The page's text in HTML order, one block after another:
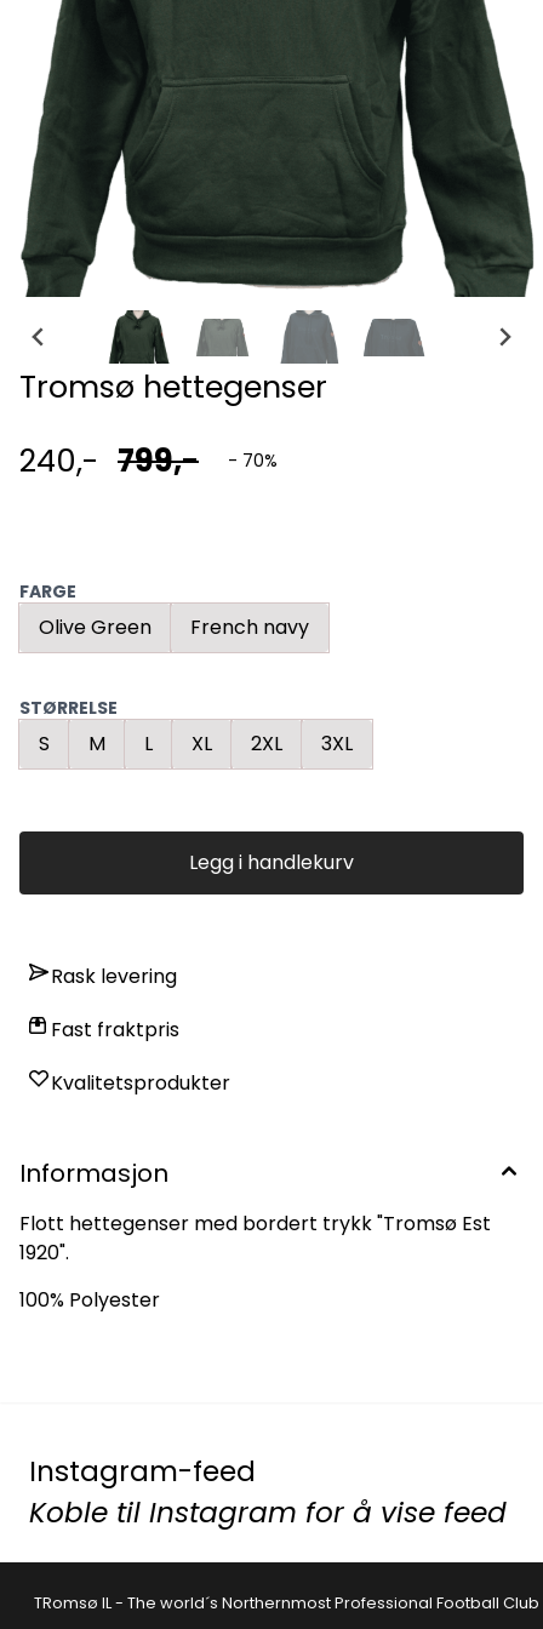
Tromsø hettegenser
240,- 799,- - 70%
FARGE
Olive Green French navy
STØRRELSE
S M L XL 2XL 3XL
Legg i handlekurv
Rask levering
Fast fraktpris
Kvalitetsprodukter
Informasjon
Flott hettegenser med bordert trykk "Tromsø Est
1920".
100% Polyester
Instagram-feed
Koble til Instagram for å vise feed
TRomsø IL - The world´s Northernmost Professional Football Club